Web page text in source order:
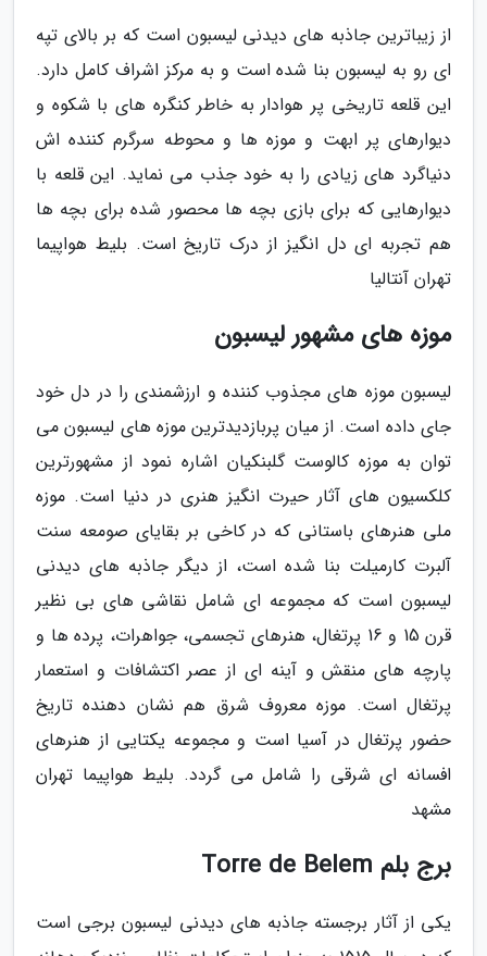
از زیباترین جاذبه های دیدنی لیسبون است که بر بالای تپه
ای رو به لیسبون بنا شده است و به مرکز اشراف کامل دارد.
این قلعه تاریخی پر هوادار به خاطر کنگره های با شکوه و
دیوارهای پر ابهت و موزه ها و محوطه سرگرم کننده اش
دنیاگرد های زیادی را به خود جذب می نماید. این قلعه با
دیوارهایی که برای بازی بچه ها محصور شده برای بچه ها
هم تجربه ای دل انگیز از درک تاریخ است. بلیط هواپیما
تهران آنتالیا
موزه های مشهور لیسبون
لیسبون موزه های مجذوب کننده و ارزشمندی را در دل خود
جای داده است. از میان پربازدیدترین موزه های لیسبون می
توان به موزه کالوست گلبنکیان اشاره نمود از مشهورترین
کلکسیون های آثار حیرت انگیز هنری در دنیا است. موزه
ملی هنرهای باستانی که در کاخی بر بقایای صومعه سنت
آلبرت کارمیلت بنا شده است، از دیگر جاذبه های دیدنی
لیسبون است که مجموعه ای شامل نقاشی های بی نظیر
قرن 15 و 16 پرتغال، هنرهای تجسمی، جواهرات، پرده ها و
پارچه های منقش و آینه ای از عصر اکتشافات و استعمار
پرتغال است. موزه معروف شرق هم نشان دهنده تاریخ
حضور پرتغال در آسیا است و مجموعه یکتایی از هنرهای
افسانه ای شرقی را شامل می گردد. بلیط هواپیما تهران
مشهد
برج بلم Torre de Belem
یکی از آثار برجسته جاذبه های دیدنی لیسبون برجی است